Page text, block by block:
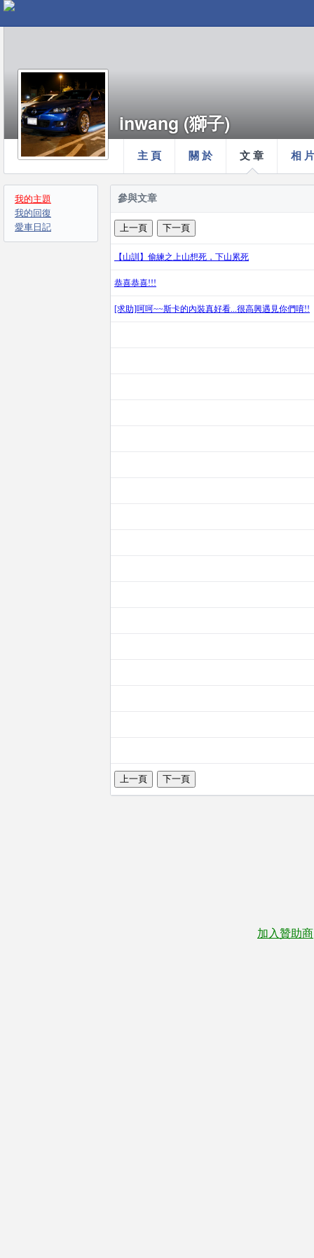
主 頁 關 於 文 章 相 片
inwang (獅子)
我的主題
我的回復
愛車日記
參與文章
【山訓】偷練之上山想死，下山累死
恭喜恭喜!!!
[求助]呵呵~~斯卡的內裝真好看...很高興遇見你們唷!!
加入贊助商